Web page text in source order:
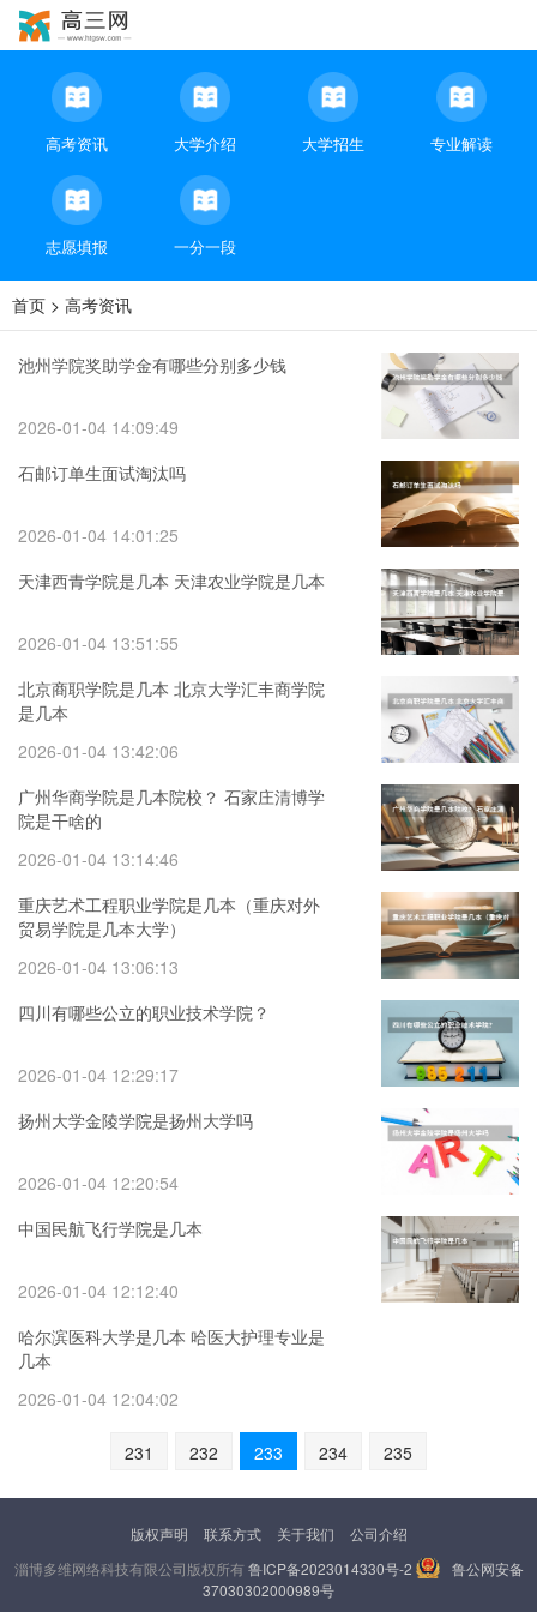
高考资讯 大学介绍 大学招生 专业解读
志愿填报 一分一段
首页 > 高考资讯
池州学院奖助学金有哪些分别多少钱
2026-01-04 14:09:49
石邮订单生面试淘汰吗
2026-01-04 14:01:25
天津西青学院是几本 天津农业学院是几本
2026-01-04 13:51:55
北京商职学院是几本 北京大学汇丰商学院
是几本
2026-01-04 13:42:06
广州华商学院是几本院校？ 石家庄清博学
院是干啥的
2026-01-04 13:14:46
重庆艺术工程职业学院是几本（重庆对外
贸易学院是几本大学）
2026-01-04 13:06:13
四川有哪些公立的职业技术学院？
2026-01-04 12:29:17
扬州大学金陵学院是扬州大学吗
2026-01-04 12:20:54
中国民航飞行学院是几本
2026-01-04 12:12:40
哈尔滨医科大学是几本 哈医大护理专业是
几本
2026-01-04 12:04:02
231 232 233 234 235
版权声明 联系方式 关于我们
公司介绍
淄博多维网络科技有限公司版权所有鲁ICP备2023014330号-2
鲁公网安备
37030302000989号